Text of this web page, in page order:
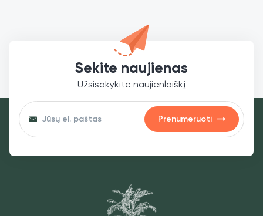
Sekite naujienas
Užsisakykite naujienlaiškį
Prenumeruoti